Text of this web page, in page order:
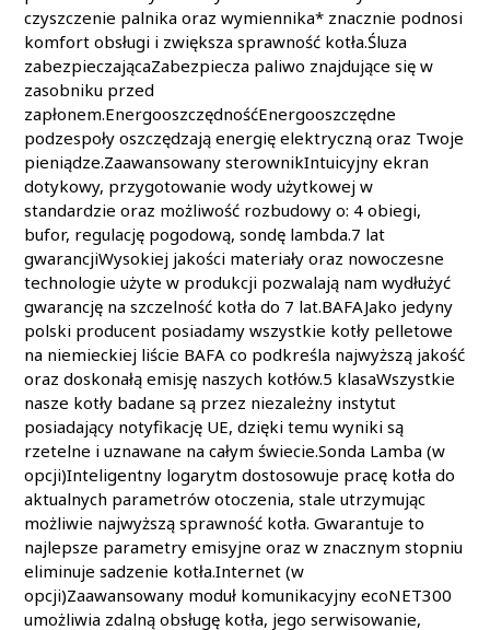
czyszczenie palnika oraz wymiennika* znacznie podnosi
komfort obsługi i zwiększa sprawność kotła.Śluza
zabezpieczającaZabezpiecza paliwo znajdujące się w
zasobniku przed
zapłonem.EnergooszczędnośćEnergooszczędne
podzespoły oszczędzają energię elektryczną oraz Twoje
pieniądze.Zaawansowany sterownikIntuicyjny ekran
dotykowy, przygotowanie wody użytkowej w
standardzie oraz możliwość rozbudowy o: 4 obiegi,
bufor, regulację pogodową, sondę lambda.7 lat
gwarancjiWysokiej jakości materiały oraz nowoczesne
technologie użyte w produkcji pozwalają nam wydłużyć
gwarancję na szczelność kotła do 7 lat.BAFAJako jedyny
polski producent posiadamy wszystkie kotły pelletowe
na niemieckiej liście BAFA co podkreśla najwyższą jakość
oraz doskonałą emisję naszych kotłów.5 klasaWszystkie
nasze kotły badane są przez niezależny instytut
posiadający notyfikację UE, dzięki temu wyniki są
rzetelne i uznawane na całym świecie.Sonda Lamba (w
opcji)Inteligentny logarytm dostosowuje pracę kotła do
aktualnych parametrów otoczenia, stale utrzymując
możliwie najwyższą sprawność kotła. Gwarantuje to
najlepsze parametry emisyjne oraz w znacznym stopniu
eliminuje sadzenie kotła.Internet (w
opcji)Zaawansowany moduł komunikacyjny ecoNET300
umożliwia zdalną obsługę kotła, jego serwisowanie,